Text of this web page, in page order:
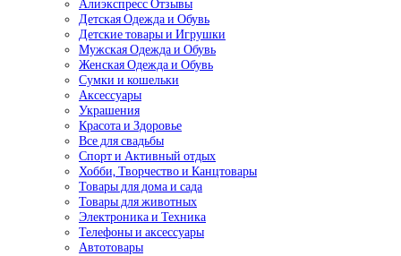
Алиэкспресс Отзывы
Детская Одежда и Обувь
Детские товары и Игрушки
Мужская Одежда и Обувь
Женская Одежда и Обувь
Сумки и кошельки
Аксессуары
Украшения
Красота и Здоровье
Все для свадьбы
Спорт и Активный отдых
Хобби, Творчество и Канцтовары
Товары для дома и сада
Товары для животных
Электроника и Техника
Телефоны и аксессуары
Автотовары